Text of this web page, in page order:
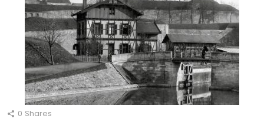
0 Shares